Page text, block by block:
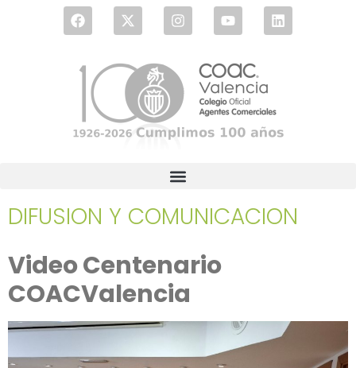
DIFUSION Y COMUNICACION
Video Centenario
COACValencia